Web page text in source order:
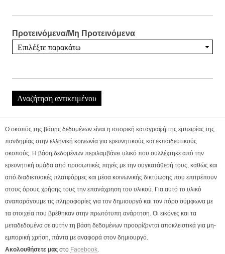
Προτεινόμενα/Μη Προτεινόμενα
Ο σκοπός της βάσης δεδομένων είναι η ιστορική καταγραφή της εμπειρίας της
πανδημίας στην ελληνική κοινωνία για ερευνητικούς και εκπαιδευτικούς
σκοπούς. Η βάση δεδομένων περιλαμβάνει υλικό που συλλέχτηκε από την
ερευνητική ομάδα από προσωπικές πηγές με την συγκατάθεσή τους, καθώς και
από διαδικτυακές πλατφόρμες και μέσα κοινωνικής δικτύωσης που επιτρέπουν
στους όρους χρήσης τους την επανάχρηση του υλικού. Για αυτό το υλικό
αναπαράγουμε τις πληροφορίες για τον δημιουργό και τον πόρο σύμφωνα με
τα στοιχεία που βρέθηκαν στην πρωτότυπη ανάρτηση. Οι εικόνες και τα
μεταδεδομένα σε αυτήν τη βάση δεδομένων προορίζονται αποκλειστικά για μη-
εμπορική χρήση, πάντα με αναφορά στον δημιουργό.
Ακολουθήσετε μας στο Facebook